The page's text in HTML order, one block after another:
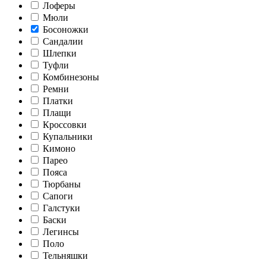
Лоферы
Мюли
Босоножки
Сандалии
Шлепки
Туфли
Комбинезоны
Ремни
Платки
Плащи
Кроссовки
Купальники
Кимоно
Парео
Пояса
Тюрбаны
Сапоги
Галстуки
Баски
Легинсы
Поло
Тельняшки